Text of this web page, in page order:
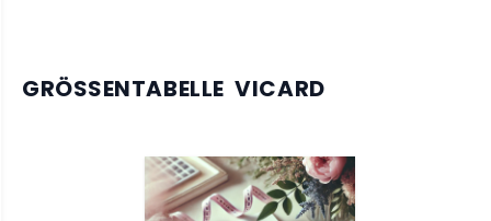
GRÖSSENTABELLE VICARD